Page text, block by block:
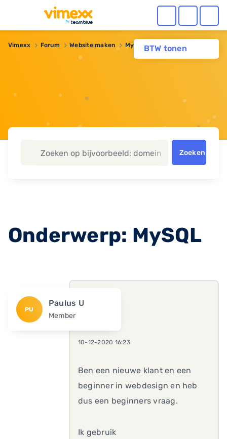
BTW tonen
Vimexx Forum Website maken MySQL
Zoeken
Onderwerp: MySQL
PU
Paulus U
Member
10-12-2020 16:23
Ben een nieuwe klant en een
beginner in webdesign en heb
dus een beginners vraag.
Ik gebruik